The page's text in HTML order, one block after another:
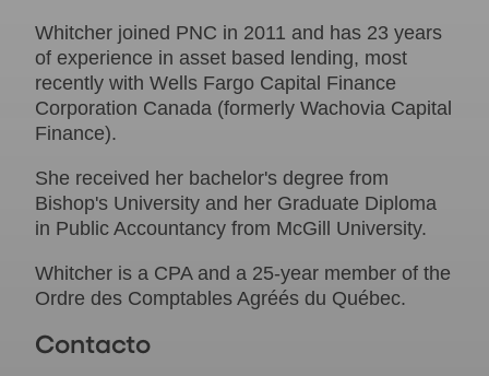
Whitcher joined PNC in 2011 and has 23 years
of experience in asset based lending, most
recently with Wells Fargo Capital Finance
Corporation Canada (formerly Wachovia Capital
Finance).
She received her bachelor's degree from
Bishop's University and her Graduate Diploma
in Public Accountancy from McGill University.
Whitcher is a CPA and a 25-year member of the
Ordre des Comptables Agréés du Québec.
Contacto